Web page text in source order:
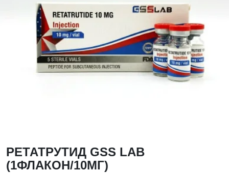
РЕТАТРУТИД GSS LAB
(1ФЛАКОН/10МГ)